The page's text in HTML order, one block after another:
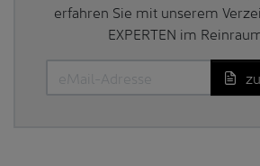
erfahren Sie mit unserem
EXPERTEN im